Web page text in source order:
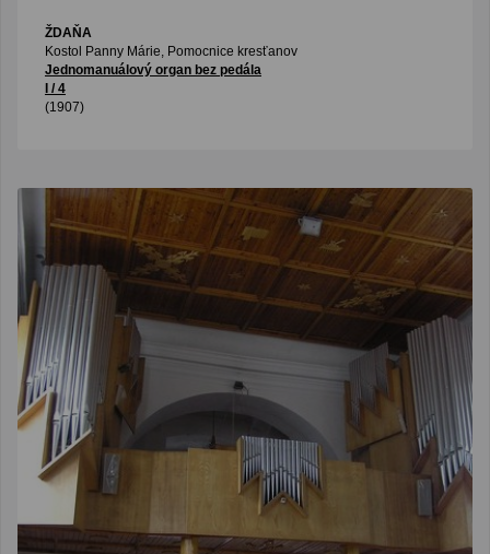
ŽDAŇA
Kostol Panny Márie, Pomocnice kresťanov
Jednomanuálový organ bez pedála
I / 4
(1907)